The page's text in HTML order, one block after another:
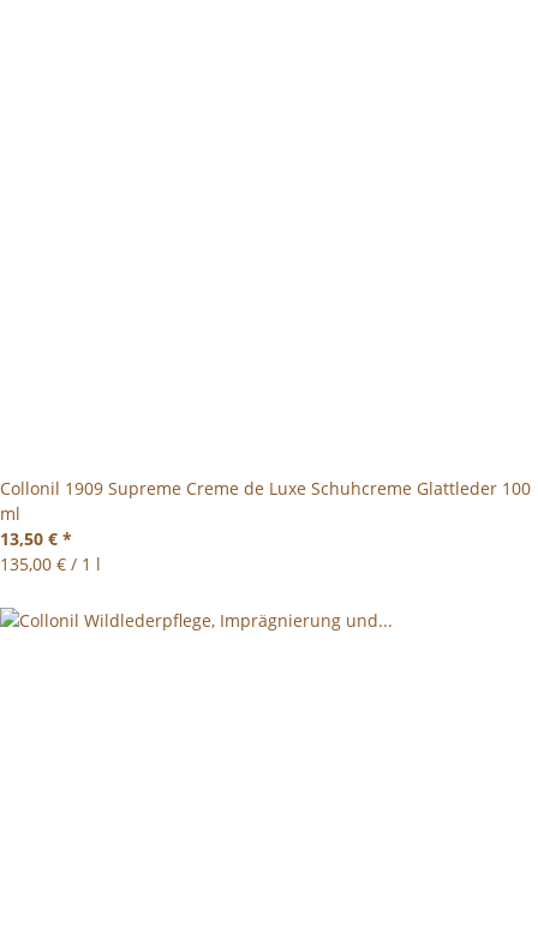
Collonil 1909 Supreme Creme de Luxe Schuhcreme Glattleder 100
ml
13,50 € *
135,00 € / 1 l